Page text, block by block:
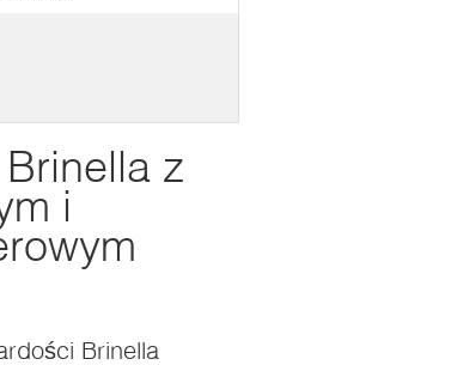
z
i
Brinella